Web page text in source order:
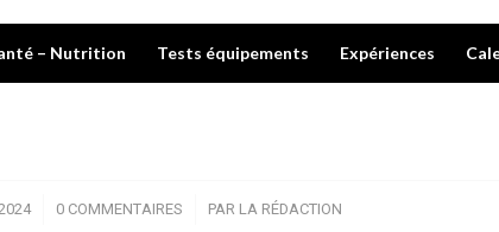
– Nutrition Tests équipements Expériences
0 COMMENTAIRES
/ PAR LA RÉDACTION